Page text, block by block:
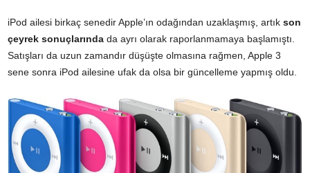
iPod ailesi birkaç senedir Apple’ın odağından uzaklaşmış, artık son
çeyrek sonuçlarında da ayrı olarak raporlanmamaya başlamıştı.
Satışları da uzun zamandır düşüşte olmasına rağmen, Apple 3
sene sonra iPod ailesine ufak da olsa bir güncelleme yapmış oldu.